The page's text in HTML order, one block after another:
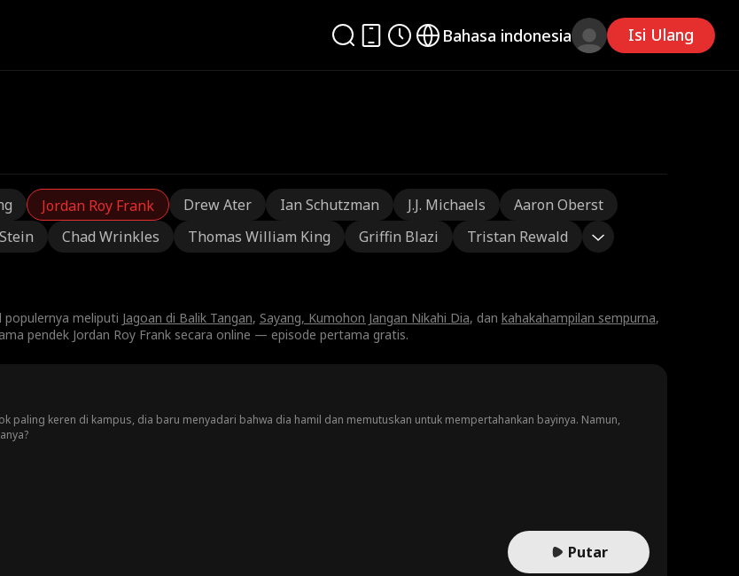
Bahasa indonesia Isi Ulang
Jordan Roy Frank Drew Ater Ian Schutzman J.J. Michaels
Aaron Oberst
Chad Wrinkles Thomas William King Griffin Blazi Tristan Rewald
populernya meliputi Jagoan di Balik Tangan, Sayang, Kumohon Jangan Nikahi Dia, dan kahakahampilan sempurna,
pendek Jordan Roy Frank secara online — episode pertama gratis.
paling keren di kampus, dia baru menyadari bahwa dia hamil dan memutuskan untuk mempertahankan bayinya. Namun,
Putar